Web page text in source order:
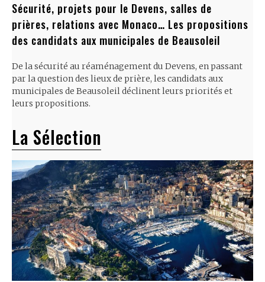
Sécurité, projets pour le Devens, salles de
prières, relations avec Monaco… Les propositions
des candidats aux municipales de Beausoleil
De la sécurité au réaménagement du Devens, en passant
par la question des lieux de prière, les candidats aux
municipales de Beausoleil déclinent leurs priorités et
leurs propositions.
La Sélection